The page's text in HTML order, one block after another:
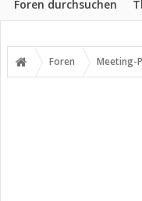
Foren durchsuchen
Foren Meeting-